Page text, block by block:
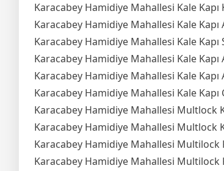
Karacabey Hamidiye Mahallesi Kale
Karacabey Hamidiye Mahallesi Kale Kapı
Karacabey Hamidiye Mahallesi Kale Kapı
Karacabey Hamidiye Mahallesi Kale
Karacabey Hamidiye Mahallesi Kale
Karacabey Hamidiye Mahallesi Kale Kapı
Karacabey Hamidiye Mahallesi Multlock
Karacabey Hamidiye Mahallesi Multlock
Karacabey Hamidiye Mahallesi Multilock
Karacabey Hamidiye Mahallesi Multilock